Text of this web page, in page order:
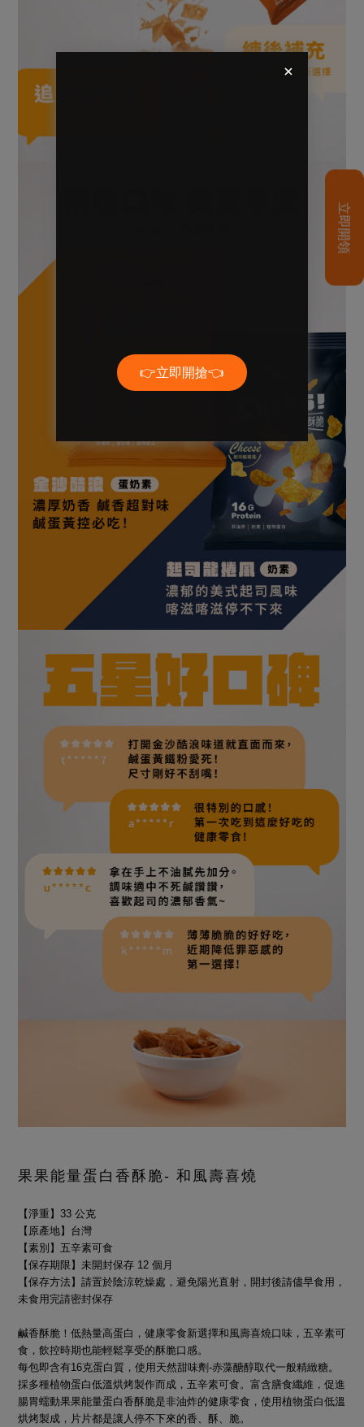
果果能量蛋白香酥脆- 和風壽喜燒
【淨重】33 公克
【原產地】台灣
【素別】五辛素可食
【保存期限】未開封保存 12 個月
【保存方法】請置於陰涼乾燥處，避免陽光直射，開封後請儘早食用，
未食用完請密封保存
鹹香酥脆！低熱量高蛋白，健康零食新選擇和風壽喜燒口味，五辛素可
食，飲控時期也能輕鬆享受的酥脆口感。
每包即含有16克蛋白質，使用天然甜味劑-赤藻醣醇取代一般精緻糖。
採多種植物蛋白低溫烘烤製作而成，五辛素可食。富含膳食纖維，促進
腸胃蠕動果果能量蛋白香酥脆是非油炸的健康零食，使用植物蛋白低溫
烘烤製成，片片都是讓人停不下來的香、酥、脆。